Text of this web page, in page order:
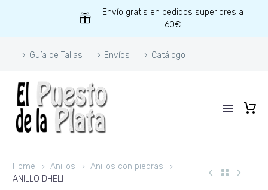
Envío gratis en pedidos superiores a
60€
Guía de Tallas Envíos Catálogo
Home Anillos
Anillos con piedras
ANILLO DHELI